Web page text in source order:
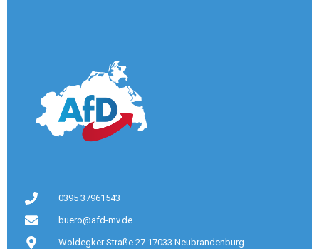
0395 37961543
buero@afd-mv.de
Woldegker Straße 27 17033 Neubrandenburg